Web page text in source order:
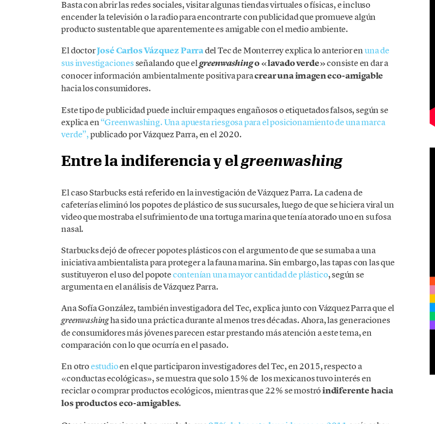
Basta con abrir las redes sociales, visitar algunas tiendas virtuales o físicas, e incluso
encender la televisión o la radio para encontrarte con publicidad que promueve algún
producto sustentable que aparentemente es amigable con el medio ambiente.
El doctorJosé Carlos Vázquez Parradel Tec de Monterrey explica lo anterior enuna de
sus investigacionesseñalando que elgreenwashingo «lavado verde»consiste en dar a
conocer información ambientalmente positiva paracrear una imagen eco-amigable
hacia los consumidores.
Este tipo de publicidad puede incluir empaques engañosos o etiquetados falsos, según se
explica en “Greenwashing. Una apuesta riesgosa para el posicionamiento de una marca
verde”,publicado por Vázquez Parra, en el 2020.
Entre la indiferencia y el greenwashing
El caso Starbucks está referido en la investigación de Vázquez Parra. La cadena de
cafeterías eliminó los popotes de plástico de sus sucursales, luego de que se hiciera viral un
video que mostraba el sufrimiento de una tortuga marina que tenía atorado uno en su fosa
nasal.
Starbucks dejó de ofrecer popotes plásticos con el argumento de que se sumaba a una
iniciativa ambientalista para proteger a la fauna marina. Sin embargo, las tapas con las que
sustituyeron el uso del popotecontenían una mayor cantidad de plástico, según se
argumenta en el análisis de Vázquez Parra.
Ana Sofía González, también investigadora del Tec, explica junto con Vázquez Parra que el
greenwashingha sido una práctica durante al menos tres décadas. Ahora, las generaciones
de consumidores más jóvenes parecen estar prestando más atención a este tema, en
comparación con lo que ocurría en el pasado.
En otroestudioen el que participaron investigadores del Tec, en 2015, respecto a
«conductas ecológicas», se muestra que solo 15% de los mexicanos tuvo interés en
reciclar o comprar productos ecológicos, mientras que 22% se mostróindiferente hacia
los productos eco-amigables.